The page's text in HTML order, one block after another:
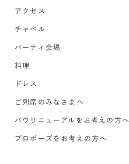
アクセス
チャペル
パーティ会場
料理
ドレス
ご列席のみなさまへ
バウリニューアルをお考えの方へ
プロポーズをお考えの方へ